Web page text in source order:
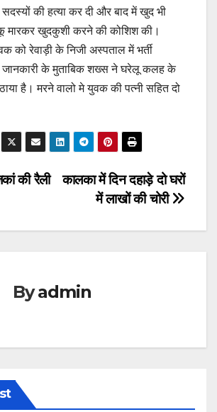
सदस्यों की हत्या कर दी और बाद में खुद भी
मारकर खुदकुशी करने की कोशिश की।
को रेवाड़ी के निजी अस्पताल में भर्ती
जानकारी के मुताबिक शख्स ने घरेलू कलह के
है। मरने वालो मे युवक की पत्नी सहित दो
कालका में दिन दहाड़े दो घरों
में लाखों की चोरी
की रैली
Byadmin